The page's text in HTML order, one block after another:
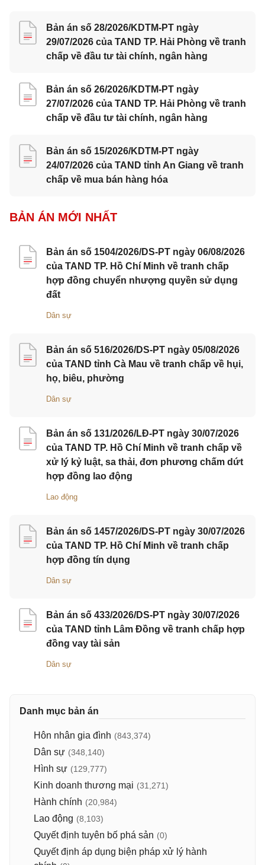
Bản án số 28/2026/KDTM-PT ngày
29/07/2026 của TAND TP. Hải Phòng về tranh
chấp về đầu tư tài chính, ngân hàng
Bản án số 26/2026/KDTM-PT ngày
27/07/2026 của TAND TP. Hải Phòng về tranh
chấp về đầu tư tài chính, ngân hàng
Bản án số 15/2026/KDTM-PT ngày
24/07/2026 của TAND tỉnh An Giang về tranh
chấp về mua bán hàng hóa
BẢN ÁN MỚI NHẤT
Bản án số 1504/2026/DS-PT ngày 06/08/2026
của TAND TP. Hồ Chí Minh về tranh chấp
hợp đồng chuyển nhượng quyền sử dụng
đất
Dân sự
Bản án số 516/2026/DS-PT ngày 05/08/2026
của TAND tỉnh Cà Mau về tranh chấp về hụi,
họ, biêu, phường
Dân sự
Bản án số 131/2026/LĐ-PT ngày 30/07/2026
của TAND TP. Hồ Chí Minh về tranh chấp về
xử lý kỷ luật, sa thải, đơn phương chấm dứt
hợp đồng lao động
Lao động
Bản án số 1457/2026/DS-PT ngày 30/07/2026
của TAND TP. Hồ Chí Minh về tranh chấp
hợp đồng tín dụng
Dân sự
Bản án số 433/2026/DS-PT ngày 30/07/2026
của TAND tỉnh Lâm Đồng về tranh chấp hợp
đồng vay tài sản
Dân sự
Danh mục bản án
Hôn nhân gia đình (843,374)
Dân sự (348,140)
Hình sự (129,777)
Kinh doanh thương mại (31,271)
Hành chính (20,984)
Lao động (8,103)
Quyết định tuyên bố phá sản (0)
Quyết định áp dụng biện pháp xử lý hành